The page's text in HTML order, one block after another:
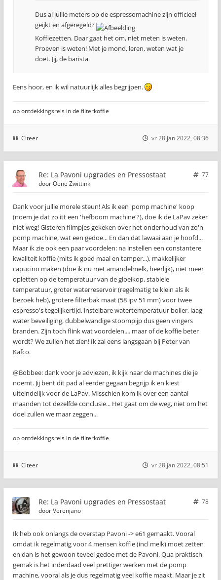
Dus al jullie meters op de espressomachine zijn officieel
geijkt en afgeregeld?
Koffiezetten. Daar gaat het om, niet meten is weten.
Proeven is weten! Met je mond, leren, weten wat je
doet. Jij, de barista.
Eens hoor, en ik wil natuurlijk alles begrijpen.
op ontdekkingsreis in de filterkoffie
Citeer vr 28 jan 2022, 08:36
Re: La Pavoni upgrades en Pressostaat
77
doorOene Zwittink
Dank voor jullie morele steun! Als ik een 'pomp machine' koop
(noem je dat zo itt een 'hefboom machine'?), doe ik de LaPav zeker
niet weg! Gisteren filmpjes gekeken over het onderhoud van zo'n
pomp machine, wat een gedoe... En dan dat lawaai aan je hoofd...
Maar ik zie ook een paar voordelen: na instellen een constantere
kwaliteit koffie (mits ik goed maal en tamper...), makkelijker
capucino maken (doe ik nu met amandelmelk, heerlijk), niet meer
opletten op de temperatuur van de gloeikop, stabiele
temperatuur, groter waterreservoir (regelmatig te klein als ik
bezoek heb), grotere filterbak maat (58 ipv 51 mm) voor twee
espresso's tegelijkertijd, instelbare watertemperatuur boiler, laag
water beveiliging, dubbelwandige stoompijp dus geen vingers
branden. Zijn toch flink wat voordelen.... maar of de koffie beter
wordt? We zullen het zien! Ik zal eens langsgaan bij Peter van
Kafco.
@Bobbee: dank voor je adviezen, ik kijk naar de machines die je
noemt. Jij bent dit pad al eerder gegaan begrijp ik en kiest
uiteindelijk voor de LaPav. Misschien kom ik over een aantal
maanden tot dezelfde conclusie... Het gaat om de weg, niet om het
doel zullen we maar zeggen...
op ontdekkingsreis in de filterkoffie
Citeer vr 28 jan 2022, 08:51
Re: La Pavoni upgrades en Pressostaat
78
doorVerenjano
Ik heb ook onlangs de overstap Pavoni -> e61 gemaakt. Vooral
omdat ik regelmatig voor 4 mensen koffie (incl melk) moet zetten
en dan is het gewoon teveel gedoe met de Pavoni. Qua praktisch
gemak is het inderdaad veel prettiger werken met de pomp
machine, vooral als je dus regelmatig veel koffie maakt. Maar je zit